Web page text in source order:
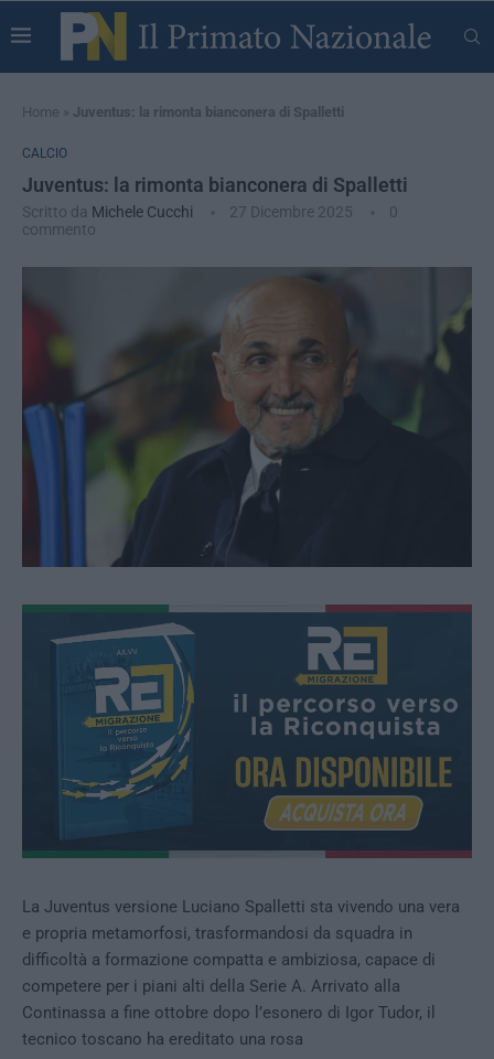
Home » Juventus: la rimonta bianconera di Spalletti
CALCIO
Juventus: la rimonta bianconera di Spalletti
Scritto da Michele Cucchi 27 Dicembre 2025
0
commento
La Juventus versione Luciano Spalletti sta vivendo una vera
e propria metamorfosi, trasformandosi da squadra in
difficoltà a formazione compatta e ambiziosa, capace di
competere per i piani alti della Serie A. Arrivato alla
Continassa a fine ottobre dopo l’esonero di Igor Tudor, il
tecnico toscano ha ereditato una rosa